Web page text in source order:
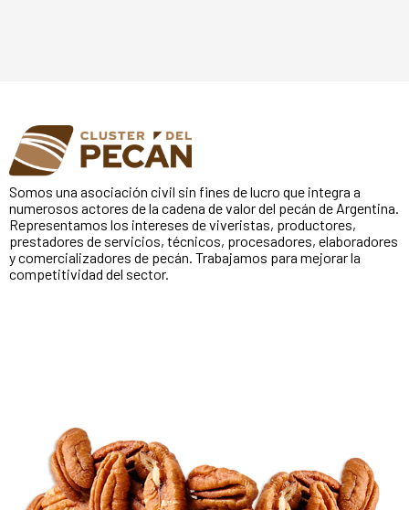
Somos una asociación civil sin fines de lucro que integra a
numerosos actores de la cadena de valor del pecán de Argentina.
Representamos los intereses de viveristas, productores,
prestadores de servicios, técnicos, procesadores, elaboradores
y comercializadores de pecán. Trabajamos para mejorar la
competitividad del sector.